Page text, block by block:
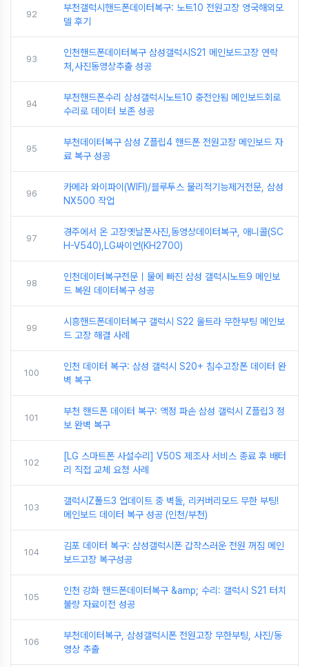
92
부천갤럭시핸드폰데이터복구: 노트10 전원고장 영국해외모
델 후기
93
인천핸드폰데이터복구 삼성갤럭시S21 메인보드고장 연락
처,사진동영상추출 성공
94
부천핸드폰수리 삼성갤럭시노트10 충전안됨 메인보드회로
수리로 데이터 보존 성공
95
부천데이터복구 삼성 Z플립4 핸드폰 전원고장 메인보드 자
료 복구 성공
96
카메라 와이파이(WIFI)/블루투스 물리적기능제거전문, 삼성
NX500 작업
97
경주에서 온 고장옛날폰사진,동영상데이터복구, 애니콜(SC
H-V540),LG싸이언(KH2700)
98
인천데이터복구전문｜물에 빠진 삼성 갤럭시노트9 메인보
드 복원 데이터복구 성공
99
시흥핸드폰데이터복구 갤럭시 S22 울트라 무한부팅 메인보
드 고장 해결 사례
100
인천 데이터 복구: 삼성 갤럭시 S20+ 침수고장폰 데이터 완
벽 복구
101
부천 핸드폰 데이터 복구: 액정 파손 삼성 갤럭시 Z플립3 정
보 완벽 복구
102
[LG 스마트폰 사설수리] V50S 제조사 서비스 종료 후 배터
리 직접 교체 요청 사례
103
갤럭시Z폴드3 업데이트 중 벽돌, 리커버리모드 무한 부팅!
메인보드 데이터 복구 성공 (인천/부천)
104
김포 데이터 복구: 삼성갤럭시폰 갑작스러운 전원 꺼짐 메인
보드고장 복구성공
105
인천 강화 핸드폰데이터복구 &amp; 수리: 갤럭시 S21 터치
불량 자료이전 성공
106
부천데이터복구, 삼성갤럭시폰 전원고장 무한부팅, 사진/동
영상 추출